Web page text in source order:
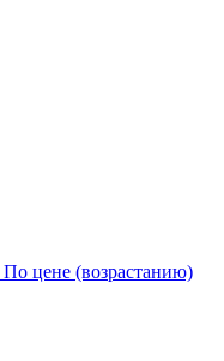
По цене (возрастанию)